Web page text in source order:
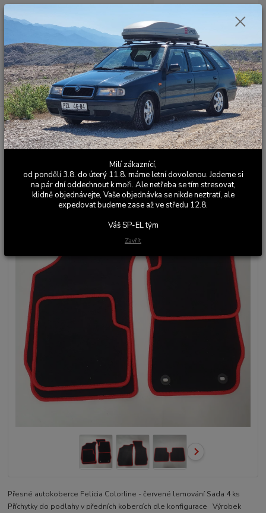
Menu
Hledat
Po - Pá 9:00 - 17:00
0,00 Kč
Úvod Koberce Přesné autokoberce Felicia Colorline - ČERVENÁ
Přesné autokoberce Felicia
Colorline - ČERVENÁ
Přesné autokoberce Felicia Colorline - červené lemování Sada 4 ks
Příchytky do podlahy v předních kobercích dle konfigurace Výrobek
Milí zákaznící,
od pondělí 3.8. do úterý 11.8. máme letní dovolenou. Jedeme si
na pár dní oddechnout k moři. Ale netřeba se tím stresovat,
klidně objednávejte, Vaše objednávka se nikde neztratí, ale
expedovat budeme zase až ve středu 12.8.
Váš SP-EL tým
Zavřít